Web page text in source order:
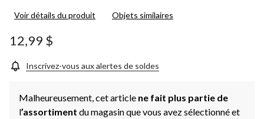
commentaire.
page.
Voir détails du produit Objets similaires
12,99 $
Inscrivez-vous aux alertes de soldes
Malheureusement, cet article ne fait plus partie de
l’assortiment du magasin que vous avez sélectionné et